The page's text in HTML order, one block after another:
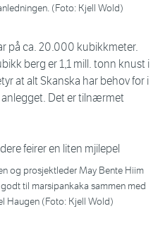
(Foto: Kjell Wold)
på ca. 20.000 kubikkmeter.
berg er 1,1 mill. tonn knust i
at alt Skanska har behov for i
Det er tilnærmet
og prosjektleder May Bente Hiim
til marsipankaka sammen med
Haugen (Foto: Kjell Wold)